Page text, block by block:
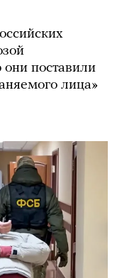
они поставили
лица»